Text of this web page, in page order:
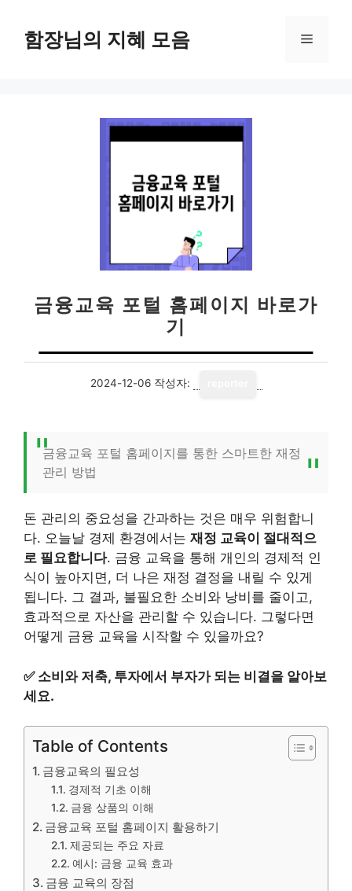
함장님의 지혜 모음 메
금융교육 포털 홈페이지 바로가
기
2024-12-06 작성자:
금융교육 포털 홈페이지를 통한 스마트한 재정
관리 방법
돈 관리의 중요성을 간과하는 것은 매우 위험합니
다. 오늘날 경제 환경에서는 재정 교육이 절대적으
로 필요합니다. 금융 교육을 통해 개인의 경제적 인
식이 높아지면, 더 나은 재정 결정을 내릴 수 있게
됩니다. 그 결과, 불필요한 소비와 낭비를 줄이고,
효과적으로 자산을 관리할 수 있습니다. 그렇다면
어떻게 금융 교육을 시작할 수 있을까요?
✅ 소비와 저축, 투자에서 부자가 되는 비결을 알아보
세요.
Table of Contents
금융교육의 필요성
경제적 기초 이해
금융 상품의 이해
금융교육 포털 홈페이지 활용하기
제공되는 주요 자료
예시: 금융 교육 효과
금융 교육의 장점